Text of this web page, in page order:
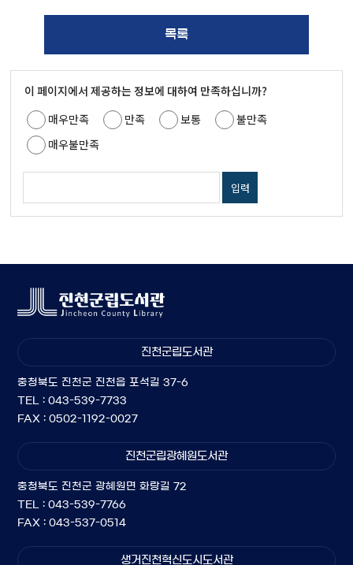
목록
이 페이지에서 제공하는 정보에 대하여 만족하십니까?
매우만족
만족 보통
불만족
매우불만족
진천군립도서관
충청북도 진천군 진천읍 포석길 37-6
TEL : 043-539-7733
FAX : 0502-1192-0027
진천군립광혜원도서관
충청북도 진천군 광혜원면 화랑길 72
TEL : 043-539-7766
FAX : 043-537-0514
생거진천혁신도시도서관